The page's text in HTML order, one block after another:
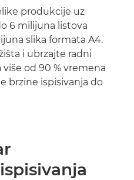
produkcije uz
6 milijuna listova
slika formata A4.
i ubrzajte radni
od 90 % vremena
brzine ispisivanja do